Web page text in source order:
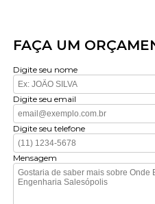
FAÇA UM
Digite seu nome
Digite seu email
Digite seu telefone
Mensagem